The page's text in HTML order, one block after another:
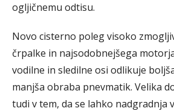
ogljičnemu odtisu.
Novo cisterno poleg visoko
črpalke in najsodobnejšega
vodilne in sledilne osi odlikuje
manjša obraba pnevmatik. Velika
tudi v tem, da se lahko nadgradnja